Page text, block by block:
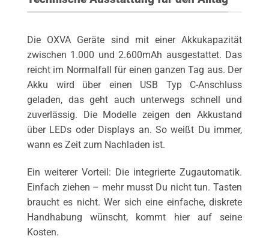
Die OXVA Geräte sind mit einer Akkukapazität
zwischen 1.000 und 2.600mAh ausgestattet. Das
reicht im Normalfall für einen ganzen Tag aus. Der
Akku wird über einen USB Typ C-Anschluss
geladen, das geht auch unterwegs schnell und
zuverlässig. Die Modelle zeigen den Akkustand
über LEDs oder Displays an. So weißt Du immer,
wann es Zeit zum Nachladen ist.
Ein weiterer Vorteil: Die integrierte Zugautomatik.
Einfach ziehen – mehr musst Du nicht tun. Tasten
braucht es nicht. Wer sich eine einfache, diskrete
Handhabung wünscht, kommt hier auf seine
Kosten.